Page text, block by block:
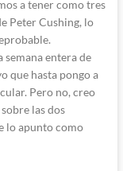
a tener como tres
Peter Cushing, lo
semana entera de
que hasta pongo a
Pero no, creo
las dos
lo apunto como